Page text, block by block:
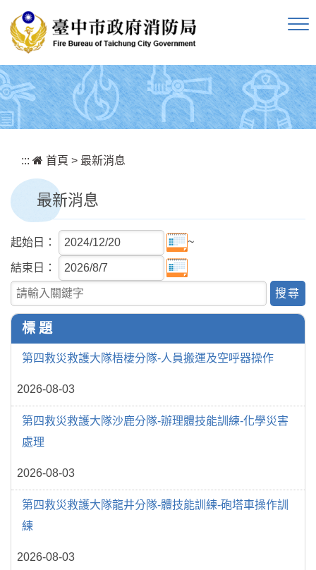
::: 首頁 > 最新消息
最新消息
起始日： ~
結束日：
關鍵字查詢
標 題
第四救災救護大隊梧棲分隊-人員搬運及空呼器操作
2026-08-03
第四救災救護大隊沙鹿分隊-辦理體技能訓練-化學災害
處理
2026-08-03
第四救災救護大隊龍井分隊-體技能訓練-砲塔車操作訓
練
2026-08-03